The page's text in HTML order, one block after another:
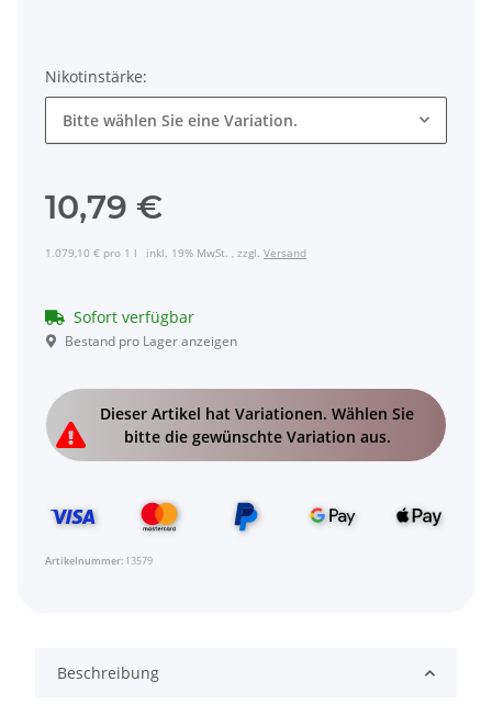
Nikotinstärke:
Bitte wählen Sie eine Variation.
10,79 €
1.079,10 € pro 1 l inkl. 19% MwSt. , zzgl. Versand
Sofort verfügbar
Bestand pro Lager anzeigen
Dieser Artikel hat Variationen. Wählen Sie
bitte die gewünschte Variation aus.
Artikelnummer: 13579
Beschreibung